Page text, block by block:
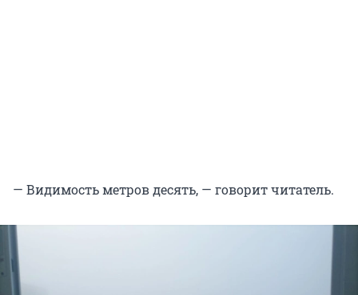
— Видимость метров десять, — говорит читатель.